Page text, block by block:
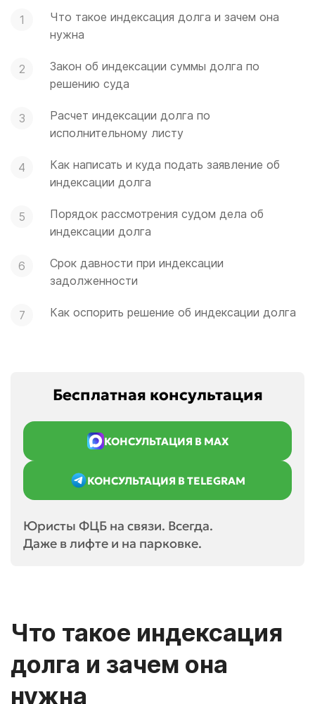
Что такое индексация долга и зачем она
нужна
Закон об индексации суммы долга по
решению суда
Расчет индексации долга по
исполнительному листу
Как написать и куда подать заявление об
индексации долга
Порядок рассмотрения судом дела об
индексации долга
Срок давности при индексации
задолженности
Как оспорить решение об индексации долга
Бесплатная консультация
КОНСУЛЬТАЦИЯ В MAX
КОНСУЛЬТАЦИЯ В TELEGRAM
Юристы ФЦБ на связи. Всегда.
Даже в лифте и на парковке.
Что такое индексация
долга и зачем она
нужна